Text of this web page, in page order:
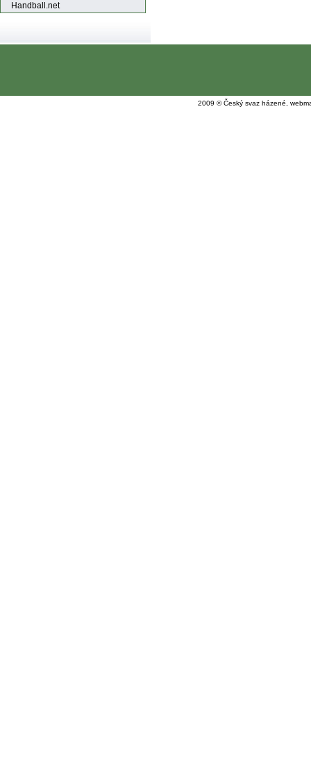
Handball.net
2009 © Český svaz házené,